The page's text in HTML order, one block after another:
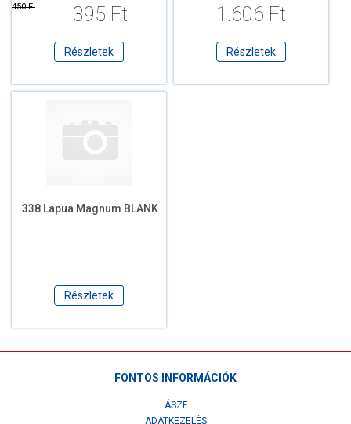
450 Ft 395 Ft
Részletek
1.606 Ft
Részletek
.338 Lapua Magnum BLANK
Részletek
FONTOS INFORMÁCIÓK
ÁSZF
ADATKEZELÉS